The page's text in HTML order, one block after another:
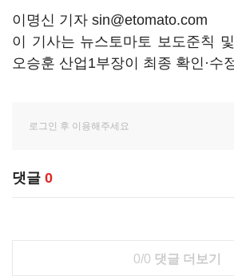
이명신 기자 sin@etomato.com
이 기사는 뉴스토마토 보도준칙
오승훈 산업1부장이 최종 확인·수
댓글 0
0/0 댓글 더보기